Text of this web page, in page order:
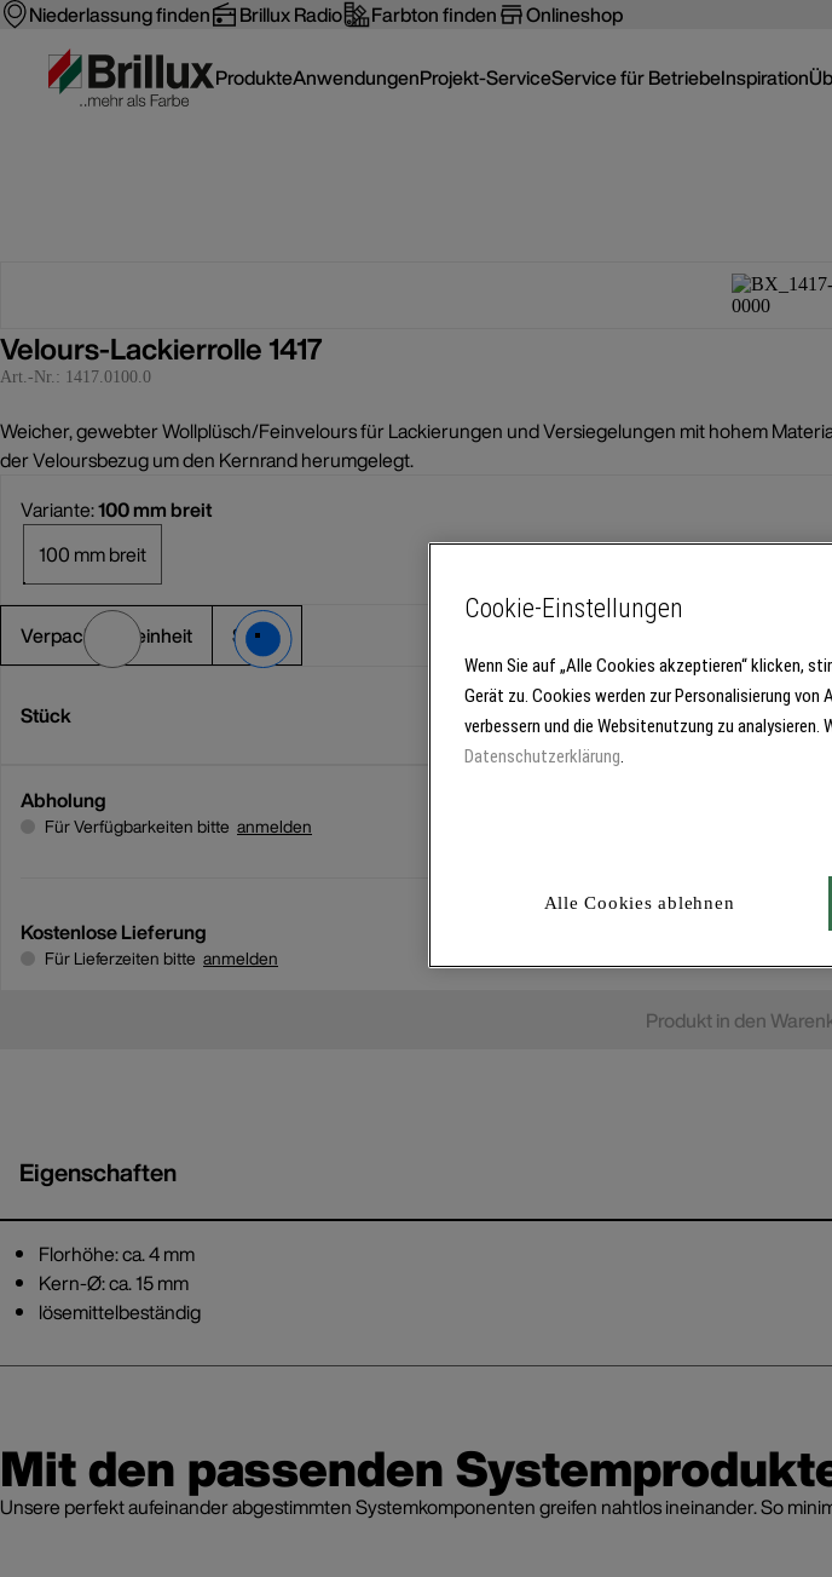
Niederlassung finden Brillux Radio Farbton finden Onlineshop
ProdukteAnwendungenProjekt-ServiceService für BetriebeInspiration
Velours-Lackierrolle 1417
Art.-Nr.: 1417.0100.0
Weicher, gewebter Wollplüsch/Feinvelours für Lackierungen und Versiegelungen mit hohem
der Veloursbezug um den Kernrand herumgelegt.
Variante:100 mm breit
100 mm breit
Verpackungseinheit Stück
Stück
Abholung
Für Verfügbarkeiten bitte anmelden
Kostenlose Lieferung
Für Lieferzeiten bitte anmelden
Produkt in den
Eigenschaften
Florhöhe: ca. 4 mm
Kern-Ø: ca. 15 mm
lösemittelbeständig
Mit den passenden
Unsere perfekt aufeinander abgestimmten Systemkomponenten greifen nahtlos ineinander. So
Cookie-Einstellungen
Wenn Sie auf „Alle Cookies akzeptieren“ klicken,
Gerät zu. Cookies werden zur Personalisierung
verbessern und die Websitenutzung zu
Datenschutzerklärung.
Alle Cookies ablehnen